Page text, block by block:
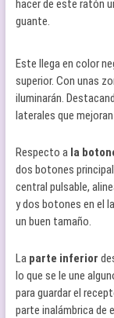
hacer de este ratón
guante.
Este llega en color
superior. Con unas
iluminarán.
laterales que mejoran
Respecto a la
dos botones
central pulsable,
y dos botones en el
un buen tamaño.
La parte inferior
lo que se le une
para guardar el
parte inalámbrica de